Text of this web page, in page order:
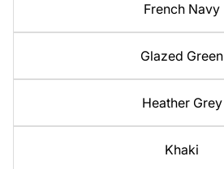
French Navy
Glazed Green
Heather Grey
Khaki